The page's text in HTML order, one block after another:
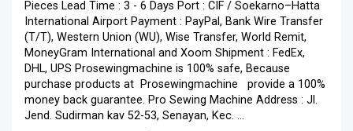
Pieces Lead Time : 3 - 6 Days Port : CIF / Soekarno–Hatta
International Airport Payment : PayPal, Bank Wire Transfer
(T/T), Western Union (WU), Wise Transfer, World Remit,
MoneyGram International and Xoom Shipment : FedEx,
DHL, UPS Prosewingmachine is 100% safe, Because
purchase products at Prosewingmachine provide a 100%
money back guarantee. Pro Sewing Machine Address : Jl.
Jend. Sudirman kav 52-53, Senayan, Kec. ...